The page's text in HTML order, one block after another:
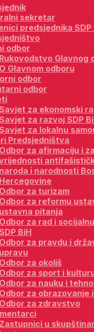
sekretar
predsjednika SDP
odbor
Rukovodstvo Glavnog
O Glavnom odboru
odbor
odbor
za ekonomski
za razvoj SDP
za lokalnu
Predsjedništva
Odbor za afirmaciju i
naroda i narodnosti
Hercegovine
Odbor za turizam
Odbor za reformu
ustavna pitanja
Odbor za rad i
BiH
Odbor za pravdu i
upravu
Odbor za okoliš
Odbor za sport i
Odbor za nauku i
Odbor za obrazovanje
Odbor za zdravstvo
Zastupnici u